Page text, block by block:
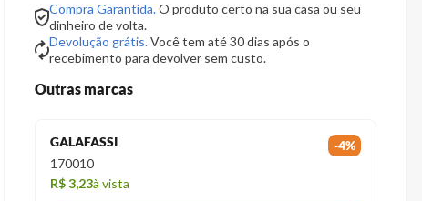
Compra Garantida.O produto certo na sua casa ou seu
dinheiro de volta.
Devolução grátis.Você tem até 30 dias após o
recebimento para devolver sem custo.
Outras marcas
GALAFASSI -4%
170010
R$ 3,23à vista